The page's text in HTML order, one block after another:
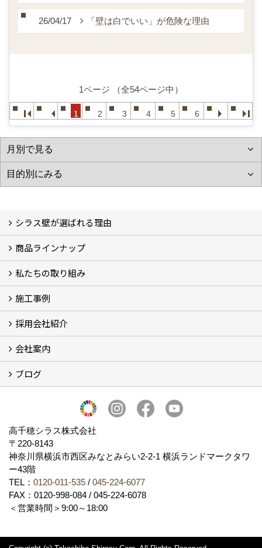
26/04/17 「壁は白でいい」が危険な理由
1ページ （全54ページ中）
1 2 3 4 5 6
シラス壁が選ばれる理由
シラスストーリー
こだわり
シラス壁の驚くべき性能
商品ラインナップ
一覧
内装仕上げ材
外装仕上げ材
舗装材
水性無機高分子系ハイブリッド型塗料
エコリフォーム
消臭壁紙
Q&A
資料PDF
私たちの取り組み
SDGs、GHGへの取り組み (2)
マグマシラス米
特別対談 (2)
高千穂シラス解説ムービー
研究プロジェクト (4)
プロジェクト (3)
施工事例
施工事例
お客様からのお便り
採用会社紹介
採用会社紹介
「鏝人の会」左官店のご紹介
会社案内
会社概要・沿革
代表の実績
製造紹介
ショールーム
アクセス
採用情報
バナーダウンロード
プライバシーポリシー
Takachiho Shirasu Global Site
LINE公式アカウント
ブログ
高千穂シラス株式会社
〒220-8143
神奈川県横浜市西区みなとみらい2‐2‐1 横浜ランドマークタワ
ー43階
TEL： 0120-011-535 / 045-224-6077
FAX：0120-998-084 / 045-224-6078
＜営業時間＞9:00～18:00